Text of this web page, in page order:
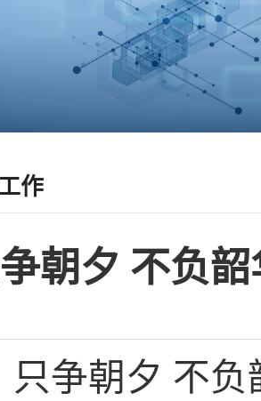
作
朝夕 不负
只争朝夕 不负